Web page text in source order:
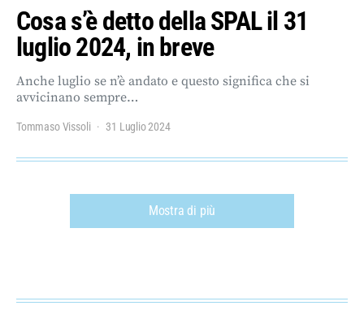
Cosa s’è detto della SPAL il 31
luglio 2024, in breve
Anche luglio se n’è andato e questo significa che si
avvicinano sempre…
Tommaso Vissoli 31 Luglio 2024
Mostra di più